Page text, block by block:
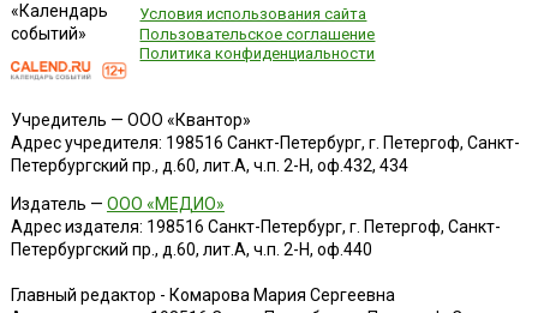
«Календарь
событий»
Условия использования сайта
Пользовательское соглашение
Политика конфиденциальности
Учредитель — ООО «Квантор»
Адрес учредителя: 198516 Санкт-Петербург, г. Петергоф, Санкт-
Петербургский пр., д.60, лит.А, ч.п. 2-Н, оф.432, 434
Издатель — ООО «МЕДИО»
Адрес издателя: 198516 Санкт-Петербург, г. Петергоф, Санкт-
Петербургский пр., д.60, лит.А, ч.п. 2-Н, оф.440
Главный редактор - Комарова Мария Сергеевна